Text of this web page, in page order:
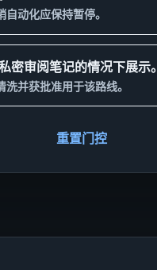
动化应保持暂停。
密审阅笔记的情况下展示。
并获批准用于该路线。
重置门控